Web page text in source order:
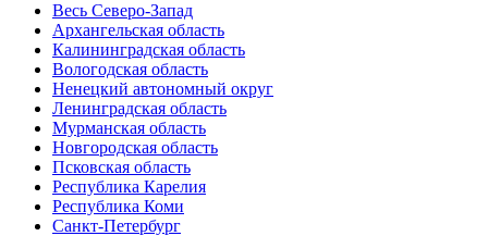
Весь Северо-Запад
Архангельская область
Калининградская область
Вологодская область
Ненецкий автономный округ
Ленинградская область
Мурманская область
Новгородская область
Псковская область
Республика Карелия
Республика Коми
Санкт-Петербург